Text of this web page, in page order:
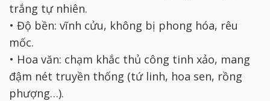
trắng tự nhiên.
• Độ bền: vĩnh cửu, không bị phong hóa, rêu
mốc.
• Hoa văn: chạm khắc thủ công tinh xảo, mang
đậm nét truyền thống (tứ linh, hoa sen, rồng
phượng…).